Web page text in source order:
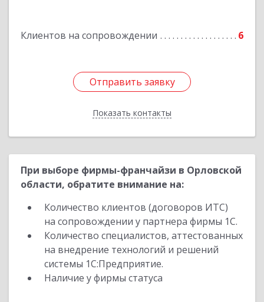
Клиентов на сопровождении 6
Отправить заявку
Показать контакты
Отправить заявку
Назад
При выборе фирмы-франчайзи в Орловской
области, обратите внимание на:
Количество клиентов (договоров ИТС)
на сопровождении у партнера фирмы 1С.
Количество специалистов, аттестованных
на внедрение технологий и решений
системы 1С:Предприятие.
Наличие у фирмы статуса